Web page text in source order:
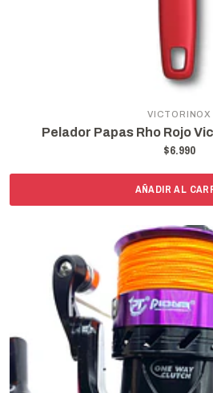
VICTORINOX
Pelador Papas Rho Rojo
$6.990
AÑADIR AL